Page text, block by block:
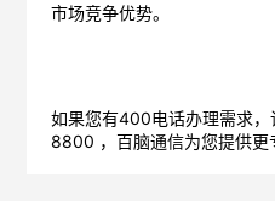
市场竞争优势。
如果您有400电话办理需求
8800 ，百脑通信为您提供更